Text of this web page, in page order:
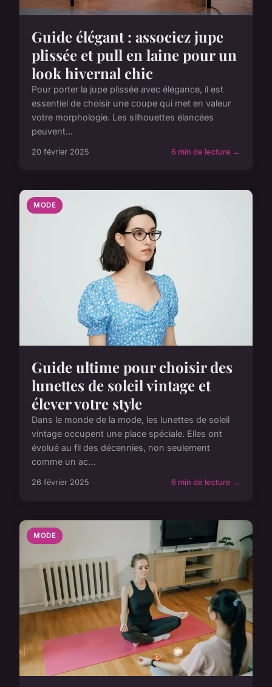
Guide élégant : associez jupe
plissée et pull en laine pour un
look hivernal chic
Pour porter la jupe plissée avec élégance, il est
essentiel de choisir une coupe qui met en valeur
votre morphologie. Les silhouettes élancées
peuvent...
20 février 2025 6 min de lecture →
MODE
Guide ultime pour choisir des
lunettes de soleil vintage et
élever votre style
Dans le monde de la mode, les lunettes de soleil
vintage occupent une place spéciale. Elles ont
évolué au fil des décennies, non seulement
comme un ac...
26 février 2025 6 min de lecture →
MODE